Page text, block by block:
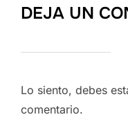
DEJA UN
Lo siento, debes
comentario.